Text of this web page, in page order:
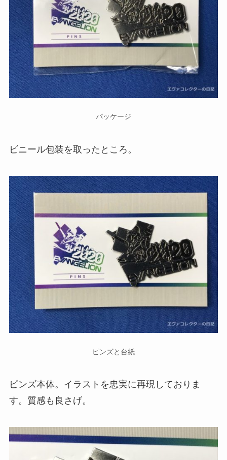
パッケージ
ビニール包装を取ったところ。
ピンズと台紙
ピンズ本体。イラストを忠実に再現しておりま
す。質感も良さげ。